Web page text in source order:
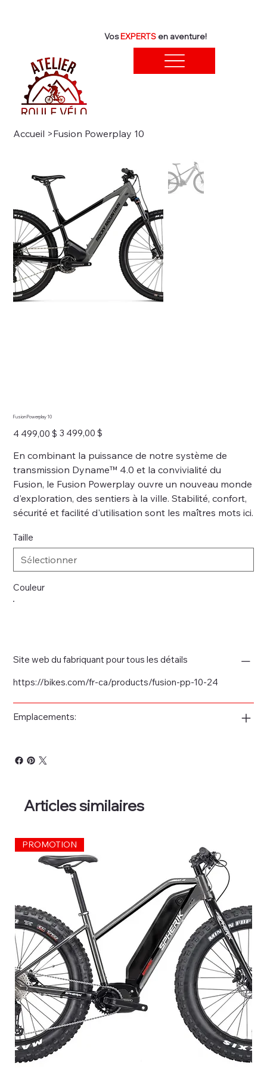
VosEXPERTS en aventure!
Accueil >Fusion Powerplay 10
Fusion Powerplay 10
Prix
d’origine
4 499,00 $ Prix
promotionnel
3 499,00 $
En combinant la puissance de notre système de
transmission Dyname™ 4.0 et la convivialité du
Fusion, le Fusion Powerplay ouvre un nouveau monde
d'exploration, des sentiers à la ville. Stabilité, confort,
sécurité et facilité d'utilisation sont les maîtres mots ici.
Taille
Couleur
Site web du fabriquant pour tous les détails
https://bikes.com/fr-ca/products/fusion-pp-10-24
Emplacements:
Articles similaires
PROMOTION